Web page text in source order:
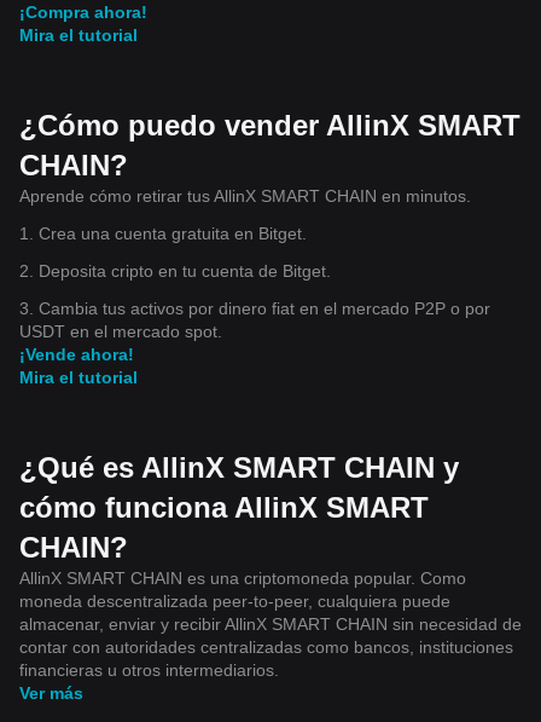
¡Compra ahora!
Mira el tutorial
¿Cómo puedo vender AllinX SMART
CHAIN?
Aprende cómo retirar tus AllinX SMART CHAIN en minutos.
1. Crea una cuenta gratuita en Bitget.
2. Deposita cripto en tu cuenta de Bitget.
3. Cambia tus activos por dinero fiat en el mercado P2P o por
USDT en el mercado spot.
¡Vende ahora!
Mira el tutorial
¿Qué es AllinX SMART CHAIN y
cómo funciona AllinX SMART
CHAIN?
AllinX SMART CHAIN es una criptomoneda popular. Como
moneda descentralizada peer-to-peer, cualquiera puede
almacenar, enviar y recibir AllinX SMART CHAIN sin necesidad de
contar con autoridades centralizadas como bancos, instituciones
financieras u otros intermediarios.
Ver más